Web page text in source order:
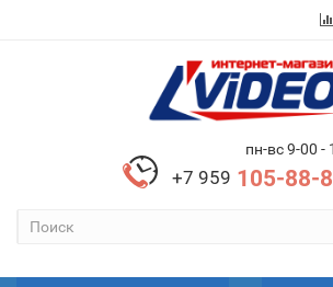
пн-вс 9-00 -
+7 959 105-88-